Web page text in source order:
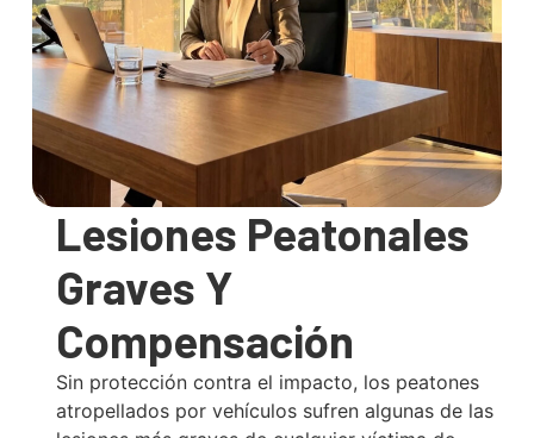
Lesiones Peatonales
Graves Y
Compensación
Sin protección contra el impacto, los peatones
atropellados por vehículos sufren algunas de las